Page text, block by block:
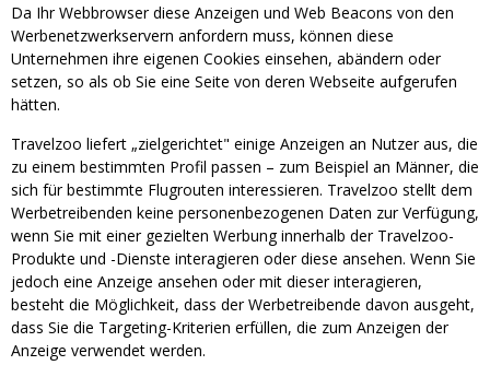
Da Ihr Webbrowser diese Anzeigen und Web Beacons von den
Werbenetzwerkservern anfordern muss, können diese
Unternehmen ihre eigenen Cookies einsehen, abändern oder
setzen, so als ob Sie eine Seite von deren Webseite aufgerufen
hätten.
Travelzoo liefert „zielgerichtet" einige Anzeigen an Nutzer aus, die
zu einem bestimmten Profil passen – zum Beispiel an Männer, die
sich für bestimmte Flugrouten interessieren. Travelzoo stellt dem
Werbetreibenden keine personenbezogenen Daten zur Verfügung,
wenn Sie mit einer gezielten Werbung innerhalb der Travelzoo-
Produkte und -Dienste interagieren oder diese ansehen. Wenn Sie
jedoch eine Anzeige ansehen oder mit dieser interagieren,
besteht die Möglichkeit, dass der Werbetreibende davon ausgeht,
dass Sie die Targeting-Kriterien erfüllen, die zum Anzeigen der
Anzeige verwendet werden.